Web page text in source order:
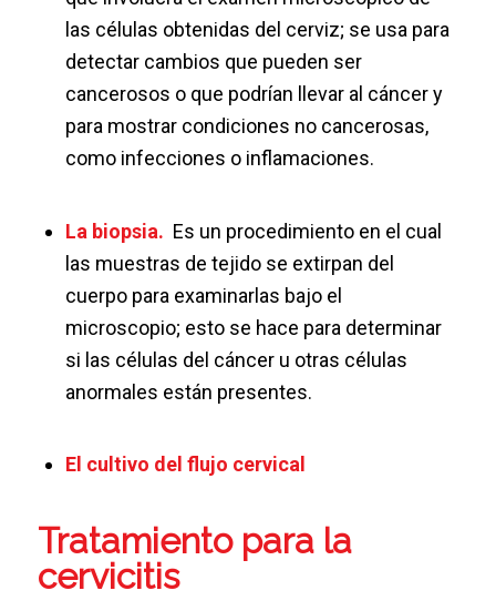
las células obtenidas del cerviz; se usa para
detectar cambios que pueden ser
cancerosos o que podrían llevar al cáncer y
para mostrar condiciones no cancerosas,
como infecciones o inflamaciones.
La biopsia. Es un procedimiento en el cual
las muestras de tejido se extirpan del
cuerpo para examinarlas bajo el
microscopio; esto se hace para determinar
si las células del cáncer u otras células
anormales están presentes.
El cultivo del flujo cervical
Tratamiento para la
cervicitis